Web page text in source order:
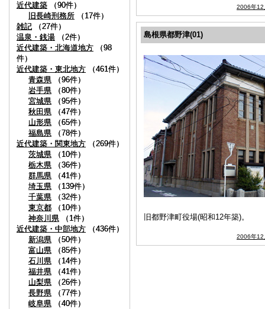
近代建築 （90件）
旧長崎刑務所 （17件）
雑記 （27件）
温泉・銭湯 （2件）
近代建築・北海道地方 （98
件）
近代建築・東北地方 （461件）
青森県 （96件）
岩手県 （80件）
宮城県 （95件）
秋田県 （47件）
山形県 （65件）
福島県 （78件）
近代建築・関東地方 （269件）
茨城県 （10件）
栃木県 （36件）
群馬県 （41件）
埼玉県 （139件）
千葉県 （32件）
東京都 （10件）
神奈川県 （1件）
近代建築・中部地方 （436件）
新潟県 （50件）
富山県 （85件）
石川県 （14件）
福井県 （41件）
山梨県 （26件）
長野県 （77件）
岐阜県 （40件）
2006年12
近代建築 （90件）
旧長崎刑務所 （17件）
雑記 （27件）
温泉・銭湯 （2件）
近代建築・北海道地方 （98
件）
近代建築・東北地方 （461件）
青森県 （96件）
岩手県 （80件）
宮城県 （95件）
秋田県 （47件）
山形県 （65件）
福島県 （78件）
近代建築・関東地方 （269件）
茨城県 （10件）
栃木県 （36件）
群馬県 （41件）
埼玉県 （139件）
千葉県 （32件）
東京都 （10件）
神奈川県 （1件）
近代建築・中部地方 （436件）
新潟県 （50件）
富山県 （85件）
石川県 （14件）
福井県 （41件）
山梨県 （26件）
長野県 （77件）
岐阜県 （40件）
島根県都野津(01)
旧都野津町役場(昭和12年築)。
2006年12